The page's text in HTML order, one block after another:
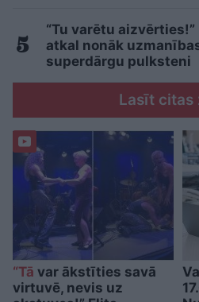
“Tu varētu
atkal nonāk
superdārgu pulksteni
Lasīt citas
“Tā var ākstīties savā
virtuvē, nevis uz